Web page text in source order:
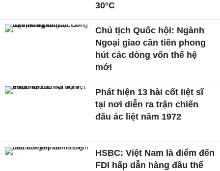
30°C
Chủ tịch Quốc hội: Ngành
Ngoại giao cần tiên phong
hút các dòng vốn thế hệ
mới
Phát hiện 13 hài cốt liệt sĩ
tại nơi diễn ra trận chiến
đấu ác liệt năm 1972
HSBC: Việt Nam là điểm đến
FDI hấp dẫn hàng đầu thế